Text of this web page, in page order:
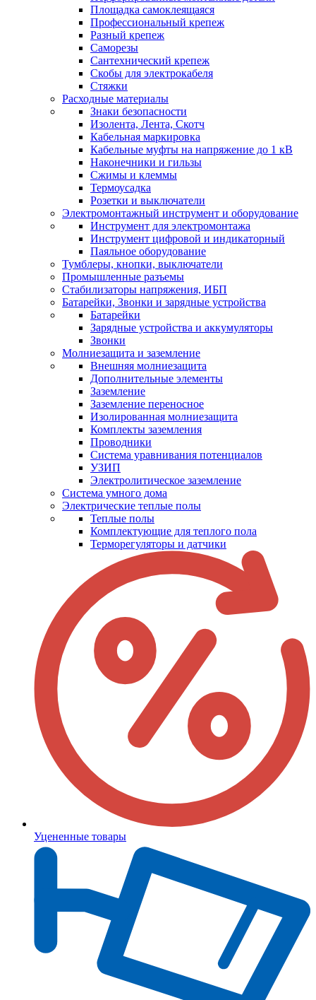
Площадка самоклеящаяся
Профессиональный крепеж
Разный крепеж
Саморезы
Сантехнический крепеж
Скобы для электрокабеля
Стяжки
Расходные материалы
Знаки безопасности
Изолента, Лента, Скотч
Кабельная маркировка
Кабельные муфты на напряжение до 1 кВ
Наконечники и гильзы
Сжимы и клеммы
Термоусадка
Розетки и выключатели
Электромонтажный инструмент и оборудование
Инструмент для электромонтажа
Инструмент цифровой и индикаторный
Паяльное оборудование
Тумблеры, кнопки, выключатели
Промышленные разъемы
Стабилизаторы напряжения, ИБП
Батарейки, Звонки и зарядные устройства
Батарейки
Зарядные устройства и аккумуляторы
Звонки
Молниезащита и заземление
Внешняя молниезащита
Дополнительные элементы
Заземление
Заземление переносное
Изолированная молниезащита
Комплекты заземления
Проводники
Система уравнивания потенциалов
УЗИП
Электролитическое заземление
Система умного дома
Электрические теплые полы
Теплые полы
Комплектующие для теплого пола
Терморегуляторы и датчики
Уцененные товары